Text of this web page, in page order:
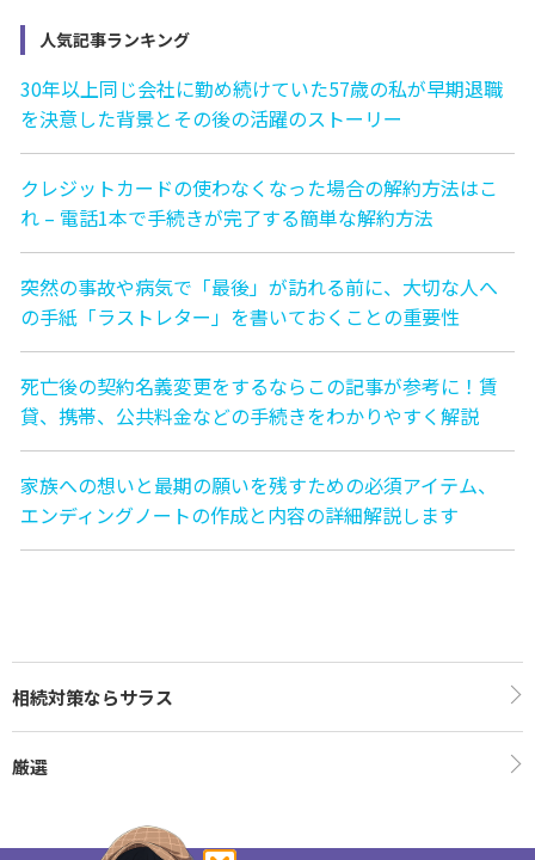
人気記事ランキング
30年以上同じ会社に勤め続けていた57歳の私が早期退職
を決意した背景とその後の活躍のストーリー
クレジットカードの使わなくなった場合の解約方法はこ
れ – 電話1本で手続きが完了する簡単な解約方法
突然の事故や病気で「最後」が訪れる前に、大切な人へ
の手紙「ラストレター」を書いておくことの重要性
死亡後の契約名義変更をするならこの記事が参考に！賃
貸、携帯、公共料金などの手続きをわかりやすく解説
家族への想いと最期の願いを残すための必須アイテム、
エンディングノートの作成と内容の詳細解説します
相続対策ならサラス
厳選